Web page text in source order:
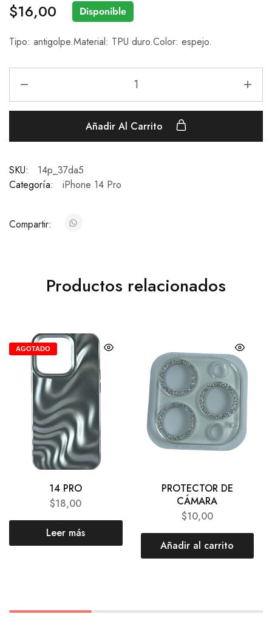
$16,00 Disponible
Tipo: antigolpe.Material: TPU duro.Color: espejo.
Añadir Al Carrito
SKU:
14p_37da5
Categoría:
iPhone 14 Pro
Compartir:
Productos relacionados
AGOTADO
14 PRO
$18,00
Leer más
PROTECTOR DE
CÁMARA
$10,00
Añadir al carrito